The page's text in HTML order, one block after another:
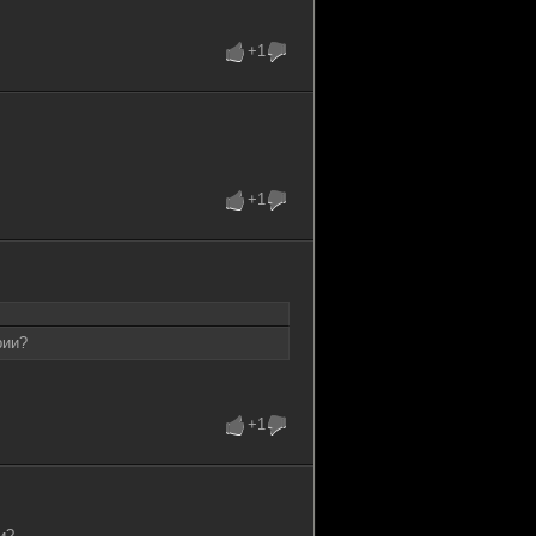
+1
+1
+1